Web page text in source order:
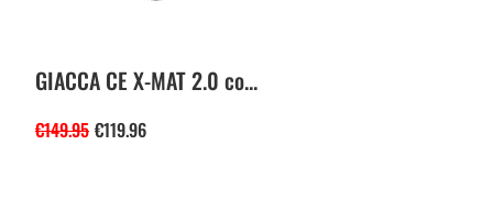
GIACCA CE X-MAT 2.0 co...
€149.95 €119.96